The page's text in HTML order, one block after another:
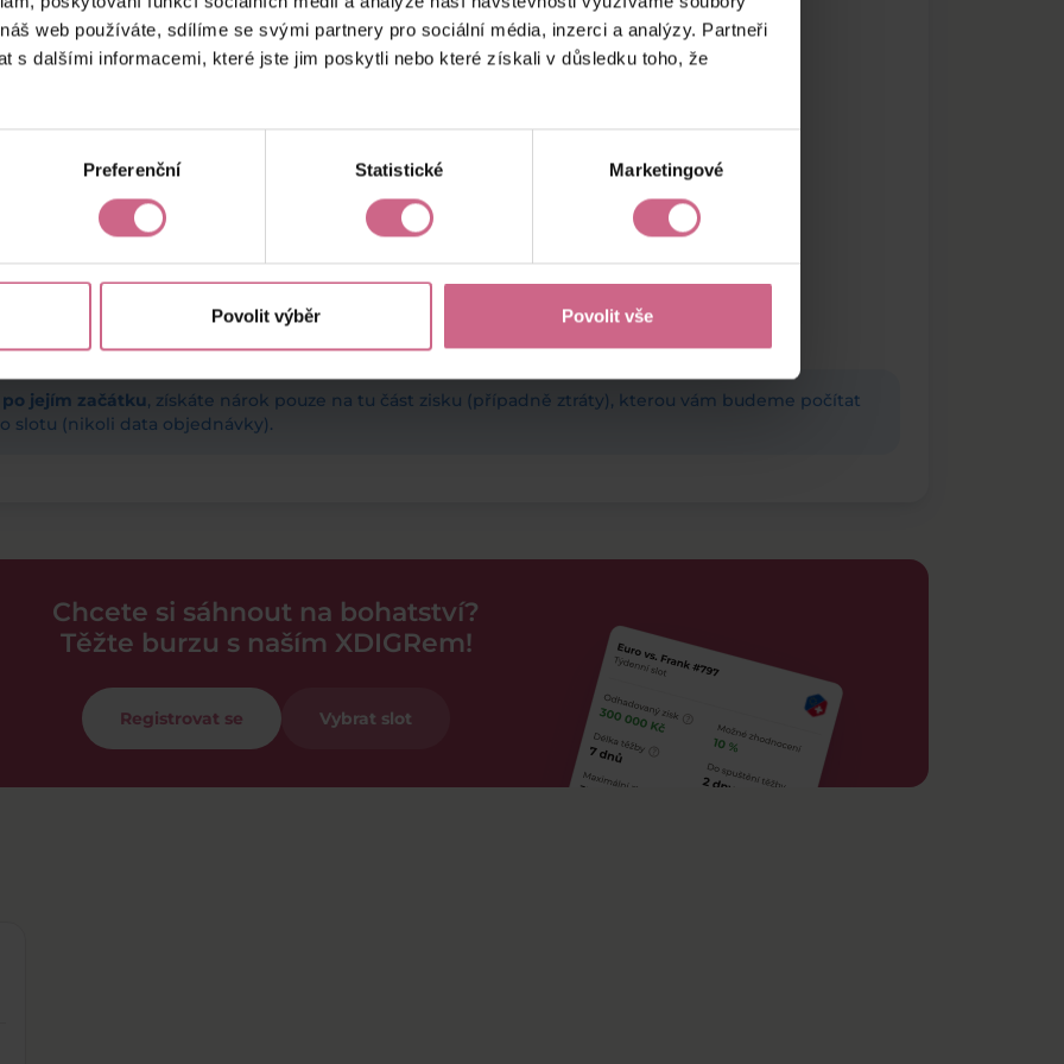
web používáte, sdílíme se svými partnery pro sociální média, inzerci a analýzy. Partneři
s dalšími informacemi, které jste jim poskytli nebo které získali v důsledku toho, že
Preferenční Statistické Marketingové
Povolit výběr Povolit vše
jejím začátku, získáte nárok pouze na tu část zisku (případně ztráty), kterou vám budeme počítat
slotu (nikoli data objednávky).
Chcete si sáhnout na bohatství?
Těžte burzu s naším XDIGRem!
Registrovat se Vybrat slot